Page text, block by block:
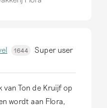
production
producers outside
1644
Super user
van Ton de Kruijf op
wordt aan Flora,